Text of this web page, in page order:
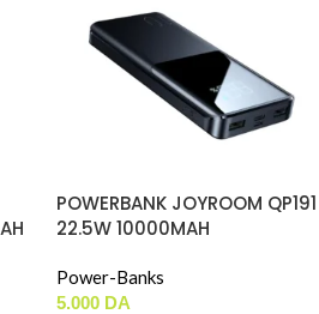
POWERBANK JOYROOM QP191
22.5W 10000MAH
Power-Banks
5.000 DA